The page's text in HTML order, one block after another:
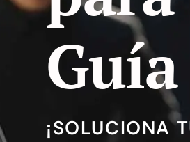
Guía
¡SOLUCIONA